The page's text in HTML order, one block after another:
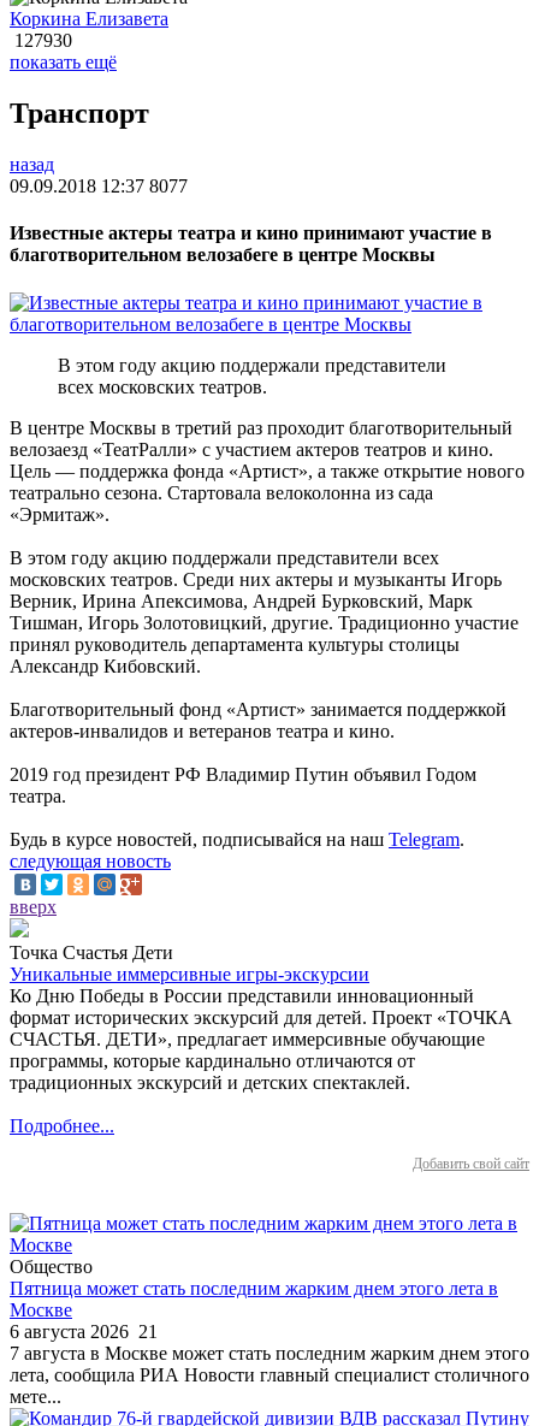
Коркина Елизавета
127930
показать ещё
Транспорт
назад
09.09.2018 12:37 8077
Известные актеры театра и кино принимают участие в
благотворительном велозабеге в центре Москвы
В этом году акцию поддержали представители
всех московских театров.
В центре Москвы в третий раз проходит благотворительный
велозаезд «ТеатРалли» с участием актеров театров и кино.
Цель — поддержка фонда «Артист», а также открытие нового
театрально сезона. Стартовала велоколонна из сада
«Эрмитаж».
В этом году акцию поддержали представители всех
московских театров. Среди них актеры и музыканты Игорь
Верник, Ирина Апексимова, Андрей Бурковский, Марк
Тишман, Игорь Золотовицкий, другие. Традиционно участие
принял руководитель департамента культуры столицы
Александр Кибовский.
Благотворительный фонд «Артист» занимается поддержкой
актеров-инвалидов и ветеранов театра и кино.
2019 год президент РФ Владимир Путин объявил Годом
театра.
Будь в курсе новостей, подписывайся на наш Telegram.
следующая новость
вверх
Точка Счастья Дети
Уникальные иммерсивные игры-экскурсии
Ко Дню Победы в России представили инновационный
формат исторических экскурсий для детей. Проект «ТОЧКА
СЧАСТЬЯ. ДЕТИ», предлагает иммерсивные обучающие
программы, которые кардинально отличаются от
традиционных экскурсий и детских спектаклей.
Подробнее...
Добавить свой сайт
Общество
Пятница может стать последним жарким днем этого лета в
Москве
6 августа 2026 21
7 августа в Москве может стать последним жарким днем этого
лета, сообщила РИА Новости главный специалист столичного
мете...